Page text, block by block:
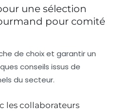
une sélection
pour comité
de choix et garantir un
conseils issus de
du secteur.
les collaborateurs